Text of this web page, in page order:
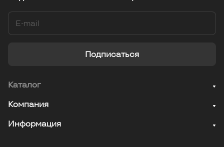
Подписаться
Каталог
Компания
Информация